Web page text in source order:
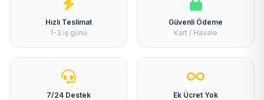
Hızlı Teslimat
1-3 iş günü
Güvenli Ödeme
Kart / Havale
7/24 Destek
Ek Ücret Yok